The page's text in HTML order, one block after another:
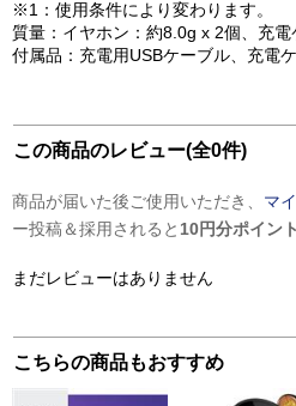
※1：使用条件により変わります。
質量：イヤホン：約8.0g x 2個、充電
付属品：充電用USBケーブル、充電
この商品のレビュー(全0件)
商品が届いた後ご使用いただき、 マ
ー投稿＆採用されると 10円分ポイント
まだレビューはありません
こちらの商品もおすすめ